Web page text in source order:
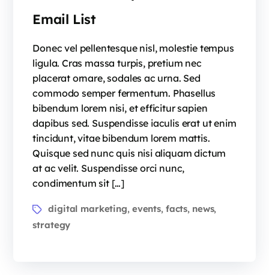
Email List
Donec vel pellentesque nisl, molestie tempus
ligula. Cras massa turpis, pretium nec
placerat ornare, sodales ac urna. Sed
commodo semper fermentum. Phasellus
bibendum lorem nisi, et efficitur sapien
dapibus sed. Suspendisse iaculis erat ut enim
tincidunt, vitae bibendum lorem mattis.
Quisque sed nunc quis nisi aliquam dictum
at ac velit. Suspendisse orci nunc,
condimentum sit […]
digital marketing, events, facts, news,
strategy